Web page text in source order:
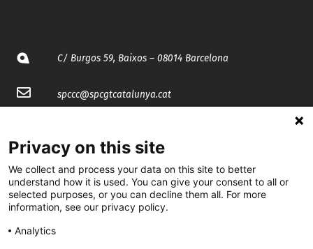
C/ Burgos 59, Baixos – 08014 Barcelona
spccc@spcgtcatalunya.cat
@CGTCatalunya
cgtcatalunya
Privacy on this site
We collect and process your data on this site to better
understand how it is used. You can give your consent to all or
selected purposes, or you can decline them all. For more
information, see our privacy policy.
Analytics